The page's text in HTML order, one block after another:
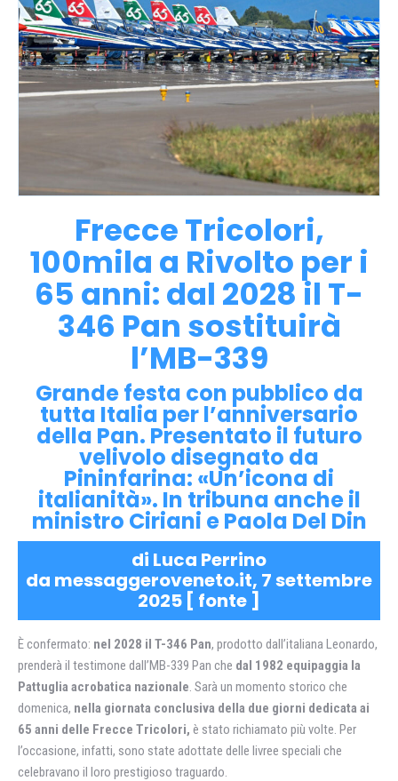
Frecce Tricolori,
100mila a Rivolto per i
65 anni: dal 2028 il T-
346 Pan sostituirà
l’MB-339
Grande festa con pubblico da
tutta Italia per l’anniversario
della Pan. Presentato il futuro
velivolo disegnato da
Pininfarina: «Un’icona di
italianità». In tribuna anche il
ministro Ciriani e Paola Del Din
di Luca Perrino
da messaggeroveneto.it, 7 settembre
2025 [ fonte ]
È confermato: nel 2028 il T-346 Pan, prodotto dall’italiana Leonardo,
prenderà il testimone dall’MB-339 Pan che dal 1982 equipaggia la
Pattuglia acrobatica nazionale. Sarà un momento storico che
domenica, nella giornata conclusiva della due giorni dedicata ai
65 anni delle Frecce Tricolori, è stato richiamato più volte. Per
l’occasione, infatti, sono state adottate delle livree speciali che
celebravano il loro prestigioso traguardo.